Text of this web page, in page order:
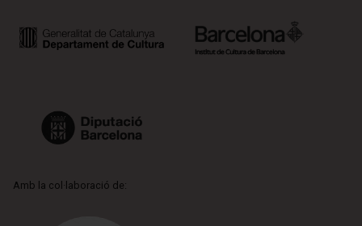
Amb la col·laboració de: